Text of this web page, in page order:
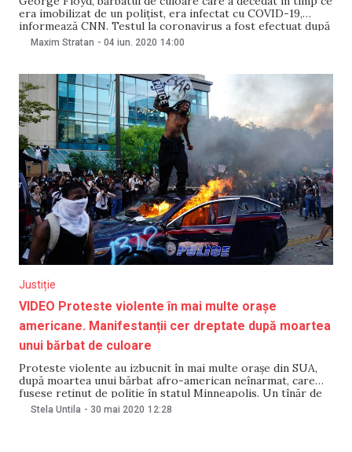
era imobilizat de un polițist, era infectat cu COVID-19,
informează CNN. Testul la coronavirus a fost efectuat după
deces, iar rezultatul a ieșit pozitiv. Medicul legist a spus că
Maxim Stratan - 04 iun. 2020 14:00
Justiție
VIDEO Proteste violente în mai multe orașe
americane. Manifestanții cer dreptate după moartea
unui bărbat de culoare
Proteste violente au izbucnit în mai multe orașe din SUA,
după moartea unui bărbat afro-american neînarmat, care
fusese reținut de poliție în statul Minneapolis. Un tînăr de
19 ani din Detroit a decedat, după ce o mașină a intrat în
Stela Untila - 30 mai 2020 12:28